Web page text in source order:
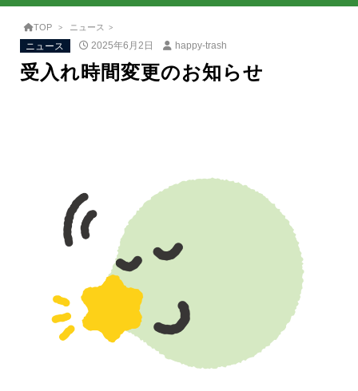
TOP ニュース
ニュース 2025年6月2日 happy-trash
受入れ時間変更のお知らせ